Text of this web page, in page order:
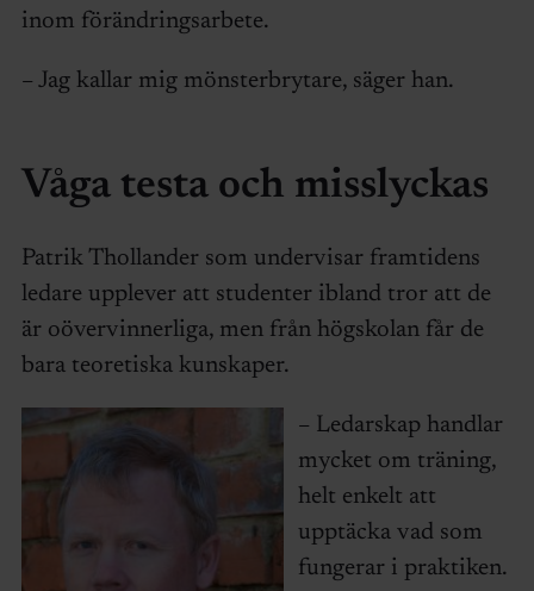
inom förändringsarbete.
– Jag kallar mig mönsterbrytare, säger han.
Våga testa och misslyckas
Patrik Thollander som undervisar framtidens
ledare upplever att studenter ibland tror att de
är oövervinnerliga, men från högskolan får de
bara teoretiska kunskaper.
– Ledarskap handlar
mycket om träning,
helt enkelt att
upptäcka vad som
fungerar i praktiken.